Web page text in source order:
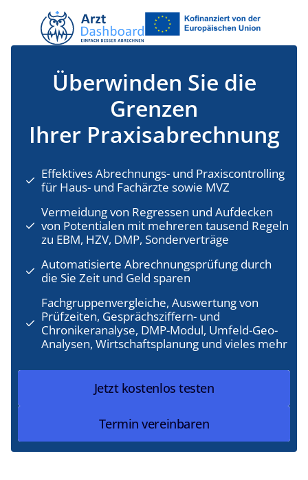
Überwinden Sie die
Grenzen
Ihrer Praxisabrechnung
Effektives Abrechnungs- und Praxiscontrolling
für Haus- und Fachärzte sowie MVZ
Vermeidung von Regressen und Aufdecken
von Potentialen mit mehreren tausend Regeln
zu EBM, HZV, DMP, Sonderverträge
Automatisierte Abrechnungsprüfung durch
die Sie Zeit und Geld sparen
Fachgruppenvergleiche, Auswertung von
Prüfzeiten, Gesprächsziffern- und
Chronikeranalyse, DMP-Modul, Umfeld-Geo-
Analysen, Wirtschaftsplanung und vieles mehr
Jetzt kostenlos testen
Termin vereinbaren